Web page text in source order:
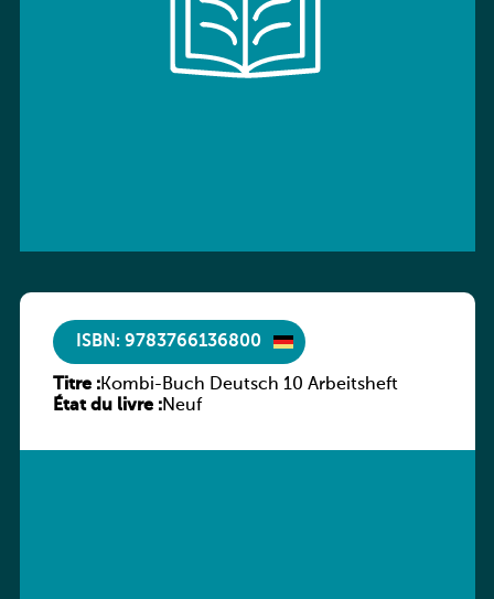
ISBN: 9783766136800
Titre :Kombi-Buch Deutsch 10 Arbeitsheft
État du livre :Neuf